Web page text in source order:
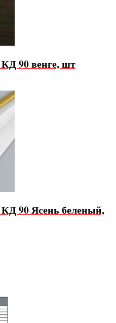
90 венге, шт
90 Ясень беленый,